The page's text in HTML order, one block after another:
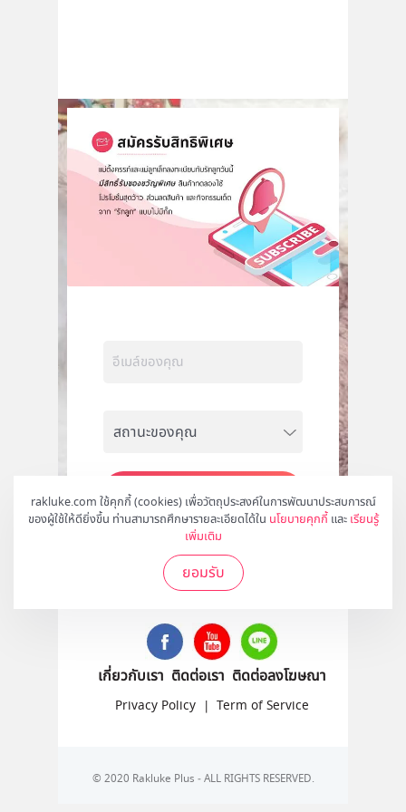
rakluke.com ใช้คุกกี้ (cookies) เพื่อวัตถุประสงค์ในการพัฒนาประสบการณ์
ของผู้ใช้ให้ดียิ่งขึ้น ท่านสามารถศึกษารายละเอียดได้ใน นโยบายคุกกี้ และ เรียนรู้
เพิ่มเติม
ยอมรับ
สมัคร
ติดตามเราได้ที่
เกี่ยวกับเรา ติดต่อเรา ติดต่อลงโฆษณา
Privacy Policy | Term of Service
© 2020 Rakluke Plus - ALL RIGHTS RESERVED.